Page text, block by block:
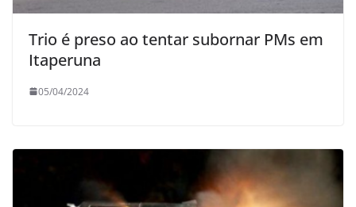
Trio é preso ao tentar subornar PMs em
Itaperuna
05/04/2024